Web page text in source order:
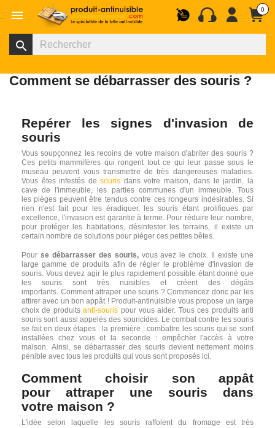
 0
search
Comment se débarrasser des souris ?
Repérer les signes d'invasion de
souris
Vous soupçonnez les recoins de votre maison d'abriter des souris ?
Ces petits mammifères qui rongent tout ce qui leur passe sous le
museau peuvent vous transmettre de très dangereuses maladies.
Vous êtes infestés desouris dans votre maison, dans le jardin, la
cave de l'immeuble, les parties communes d'un immeuble. Tous
les pièges peuvent être tendus contre ces rongeurs indésirables. Si
rien n'est fait pour les éradiquer, les souris étant prolifiques par
excellence, l'invasion est garantie à terme. Pour réduire leur nombre,
pour protéger les habitations, désinfester les terrains, il existe un
certain nombre de solutions pour piéger ces petites bêtes.
Pour se débarrasser des souris, vous avez le choix. Il existe une
large gamme de produits afin de régler le problème d'invasion de
souris. Vous devez agir le plus rapidement possible étant donné que
les souris sont très nuisibles et créent des dégâts
importants. Comment attraper une souris ? Commencez donc par les
attirer avec un bon appât ! Produit-antinuisible vous propose un large
choix de produitsanti-souris pour vous aider. Tous ces produits anti
souris sont aussi appelés des souricides. Le combat contre les souris
se fait en deux étapes : la première : combattre les souris qui se sont
installées chez vous et la seconde : empêcher l'accès à votre
maison. Ainsi, se débarrasser des souris devient nettement moins
pénible avec tous les produits qui vous sont proposés ici.
Comment choisir son appât
pour attraper une souris dans
votre maison ?
L'idée selon laquelle les souris raffolent du fromage est très